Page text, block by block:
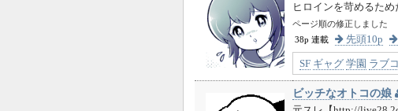
ヒロインを苛めるた
ページ順の修正しました
38p 連載
先頭10p
SF ギャグ 学園 ラブ
ビッチなオトコの娘